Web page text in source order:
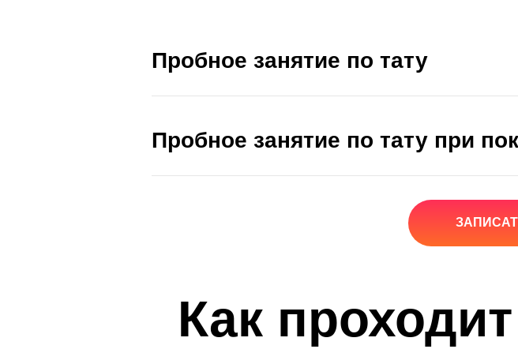
Пробное занятие по тату
Пробное занятие по тату при
Как